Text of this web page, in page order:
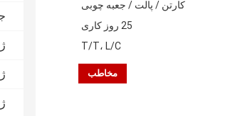
کارتن / پالت / جعبه چوبی
25 روز کاری
T/T، L/C
مخاطب